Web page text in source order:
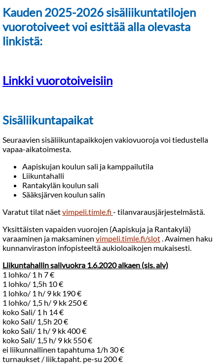
Kauden 2025-2026 sisäliikuntatilojen
vuorotoiveet voi esittää alla olevasta
linkistä:
Linkki vuorotoiveisiin
Sisäliikuntapaikat
Seuraavien sisäliikuntapaikkojen vakiovuoroja voi tiedustella
vapaa-aikatoimesta.
Aapiskujan koulun sali ja kamppailutila
Liikuntahalli
Rantakylän koulun sali
Sääksjärven koulun salin
Varatut tilat näetvimpeli.timle.fi - tilanvarausjärjestelmästä.
Yksittäisten vapaiden vuorojen (Aapiskuja ja Rantakylä)
varaaminen ja maksaminen vimpeli.timle.fi/slot . Avaimen haku
kunnanviraston infopisteeltä aukioloaikojen mukaisesti.
Liikuntahallin salivuokra 1.6.2020 alkaen (sis. alv)
1 lohko/ 1 h 7 €
1 lohko/ 1,5h 10 €
1 lohko/ 1 h/ 9 kk 190 €
1 lohko/ 1,5 h/ 9 kk 250 €
koko Sali/ 1 h 14 €
koko Sali/ 1,5h 20 €
koko Sali/ 1 h/ 9 kk 400 €
koko Sali/ 1,5 h/ 9 kk 550 €
ei liikunnallinen tapahtuma 1/h 30 €
turnaukset / liik.tapaht. pe-su 200 €